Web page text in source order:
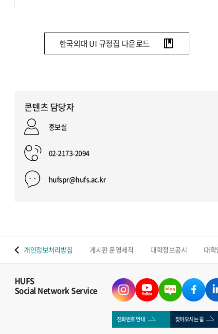
한국외대 UI 규정집 다운로드
콘텐츠 담당자
홍보실
02-2173-2094
hufspr@hufs.ac.kr
개인정보처리방침 게시판 운영세칙 대학정보공시 대
HUFS
Social Network Service
전화번호 안내 찾아오시는 길